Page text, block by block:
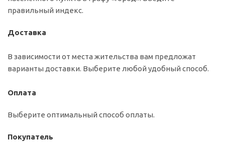
правильный индекс.
Доставка
В зависимости от места жительства вам предложат
варианты доставки. Выберите любой удобный способ.
Оплата
Выберите оптимальный способ оплаты.
Покупатель